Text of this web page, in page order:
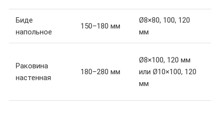
Биде
напольное
150–180 мм
Ø8×80, 100, 120
мм
Раковина
настенная
180–280 мм
Ø8×100, 120 мм
или Ø10×100, 120
мм